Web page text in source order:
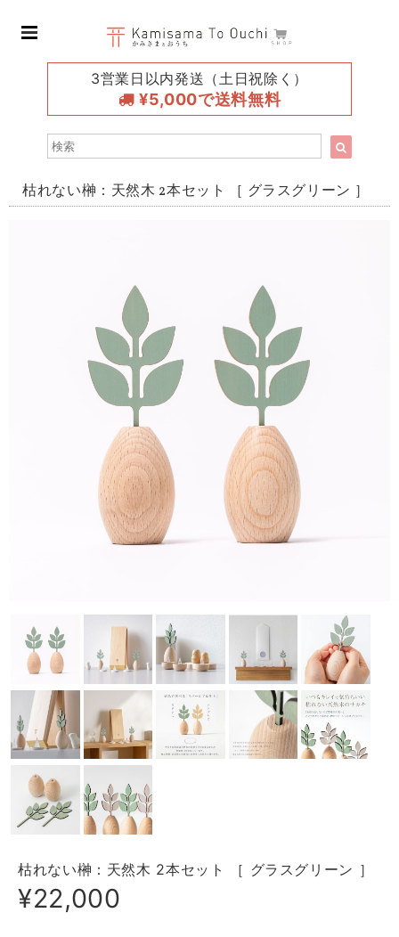
3営業日以内発送（土日祝除く）
¥5,000で送料無料
枯れない榊：天然木 2本セット ［ グラスグリーン ］
枯れない榊：天然木 2本セット ［ グラスグリーン ］
¥22,000